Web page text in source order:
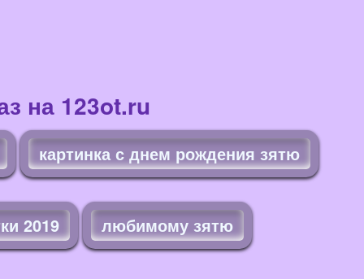
на 123ot.ru
картинка с днем рождения зятю
2019 любимому зятю